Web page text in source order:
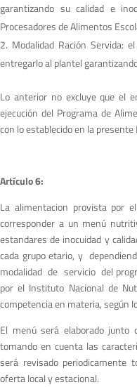
garantizando su calidad e
Procesadores de Alimentos
Modalidad Ración Servida:
entregarlo al plantel
Lo anterior no excluye que el
ejecución del Programa de
con lo establecido en la presente
Artículo 6:
La alimentacion provista por
corresponder a un menú
estandares de inocuidad y
cada grupo etario, y
modalidad de servicio del
por el Instituto Nacional de
competencia en materia, según
El menú será elaborado
tomando en cuenta las
será revisado periodicamente
oferta local y estacional.